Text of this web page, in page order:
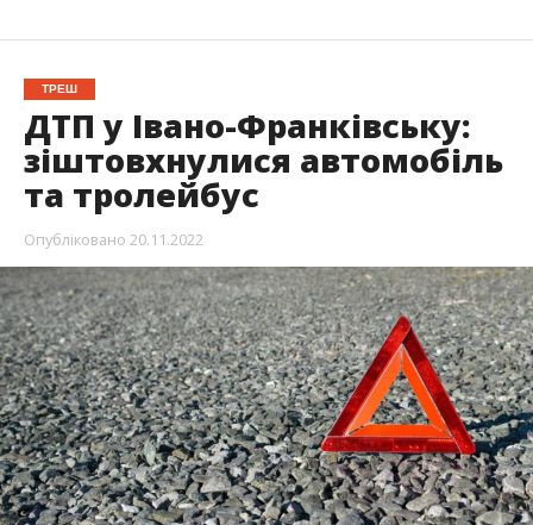
ТРЕШ
ДТП у Івано-Франківську:
зіштовхнулися автомобіль
та тролейбус
Опубліковано 20.11.2022